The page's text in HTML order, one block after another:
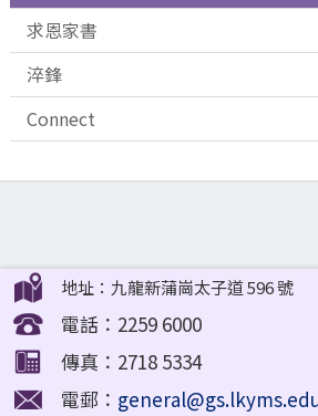
求恩家書
淬鋒
Connect
地址：九龍新蒲崗太子道 596 號
電話：2259 6000
傳真：2718 5334
電郵：